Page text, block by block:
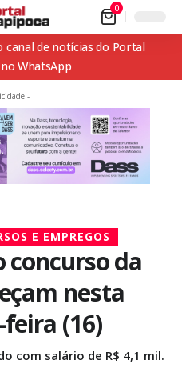
0
canal de notícias do Portal
WhatsApp
-
E EMPREGOS
concurso da
nesta
(16)
com salário de R$ 4,1 mil.